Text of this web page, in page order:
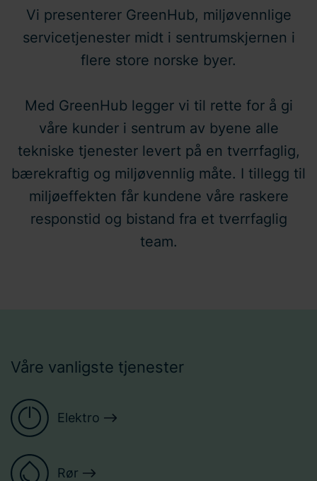
Vi presenterer GreenHub, miljøvennlige
servicetjenester midt i sentrumskjernen i
flere store norske byer.
Med GreenHub legger vi til rette for å gi
våre kunder i sentrum av byene alle
tekniske tjenester levert på en tverrfaglig,
bærekraftig og miljøvennlig måte. I tillegg til
miljøeffekten får kundene våre raskere
responstid og bistand fra et tverrfaglig
team.
Våre vanligste tjenester
Elektro
Rør